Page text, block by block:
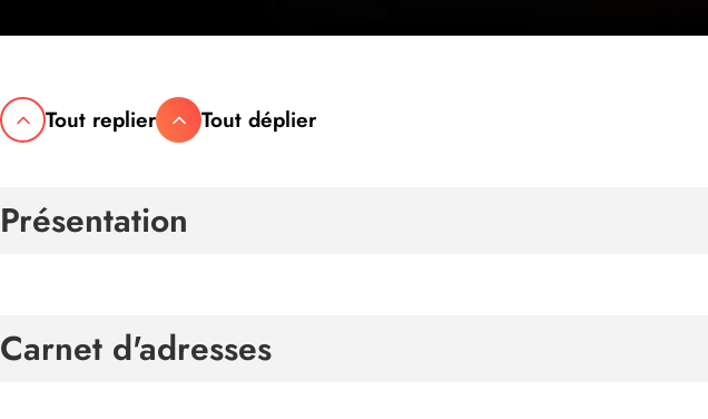
Tout replier Tout déplier
Présentation
Carnet d'adresses